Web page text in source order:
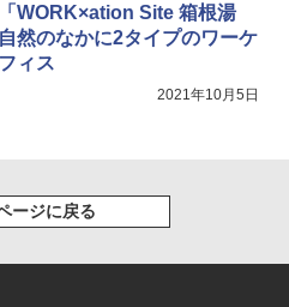
WORK×ation Site 箱根湯
然のなかに2タイプのワーケ
ィス
2021年10月5日
ージに戻る